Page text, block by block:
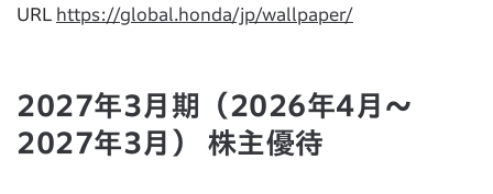
URL https://global.honda/jp/wallpaper/
2027年3月期（2026年4月～
2027年3月） 株主優待